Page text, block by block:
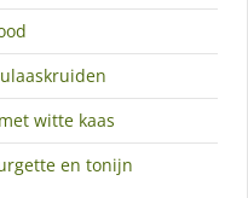
witte kaas
en tonijn